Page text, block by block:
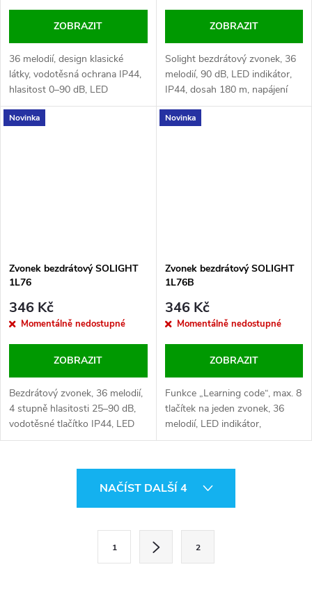
ZOBRAZIT
36 melodií, design klasické
látky, vodotěsná ochrana IP44,
hlasitost 0–90 dB, LED
indikátor zvonění, dosah 180 m,
napájení 2x AA a CR2032,
ZOBRAZIT
Solight bezdrátový zvonek, 36
melodií, 90 dB, LED indikátor,
IP44, dosah 180 m, napájení
tlačítko 3V CR2032 (součástí),
zvonek 2× AA (není součástí).
Novinka
Zvonek bezdrátový SOLIGHT
1L76
346 Kč
Momentálně nedostupné
ZOBRAZIT
Bezdrátový zvonek, 36 melodií,
4 stupně hlasitosti 25–90 dB,
vodotěsné tlačítko IP44, LED
indikátor, dosah 180 m,
tlačítka 3V CR2032, snadná
Novinka
Zvonek bezdrátový SOLIGHT
1L76B
346 Kč
Momentálně nedostupné
ZOBRAZIT
Funkce „Learning code“, max. 8
tlačítek na jeden zvonek, 36
melodií, LED indikátor,
vodotěsnost IP44, hlasitost 25–
nebo montážní otvory, černá
barva, dosah 180 m, tlačítko 3V
NAČÍST DALŠÍ 4
1 2